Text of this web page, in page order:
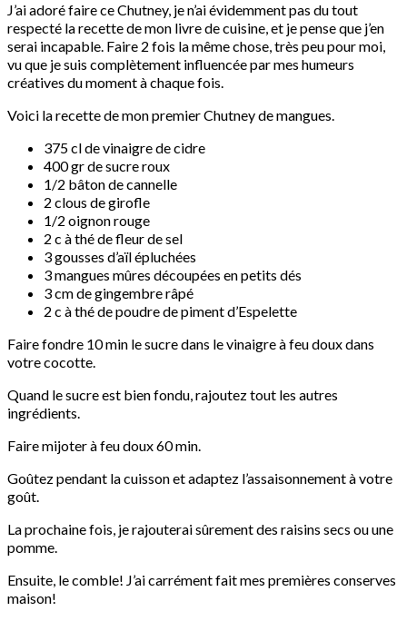
J’ai adoré faire ce Chutney, je n’ai évidemment pas du tout
respecté la recette de mon livre de cuisine, et je pense que j’en
serai incapable. Faire 2 fois la même chose, très peu pour moi,
vu que je suis complètement influencée par mes humeurs
créatives du moment à chaque fois.
Voici la recette de mon premier Chutney de mangues.
375 cl de vinaigre de cidre
400 gr de sucre roux
1/2 bâton de cannelle
2 clous de girofle
1/2 oignon rouge
2 c à thé de fleur de sel
3 gousses d’aïl épluchées
3 mangues mûres découpées en petits dés
3 cm de gingembre râpé
2 c à thé de poudre de piment d’Espelette
Faire fondre 10 min le sucre dans le vinaigre à feu doux dans
votre cocotte.
Quand le sucre est bien fondu, rajoutez tout les autres
ingrédients.
Faire mijoter à feu doux 60 min.
Goûtez pendant la cuisson et adaptez l’assaisonnement à votre
goût.
La prochaine fois, je rajouterai sûrement des raisins secs ou une
pomme.
Ensuite, le comble! J’ai carrément fait mes premières conserves
maison!